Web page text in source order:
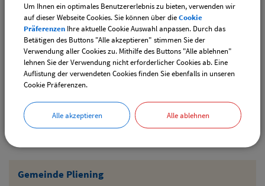
Gemeinde Pliening
Downloads
Den gewählten Termin als VCS-Kalenderdatei
downloaden
Den gewählten Termin als iCal-Kalenderdatei
downloaden
Drucken
Um Ihnen ein optimales Benutzererlebnis zu bieten, verwenden wir
auf dieser Webseite Cookies. Sie können über dieCookie
Präferenzen Ihre aktuelle Cookie Auswahl anpassen. Durch das
Betätigen des Buttons "Alle akzeptieren" stimmen Sie der
Verwendung aller Cookies zu. Mithilfe des Buttons "Alle ablehnen"
lehnen Sie der Verwendung nicht erforderlicher Cookies ab. Eine
Auflistung der verwendeten Cookies finden Sie ebenfalls in unseren
Cookie Präferenzen.
Alle akzeptieren Alle ablehnen